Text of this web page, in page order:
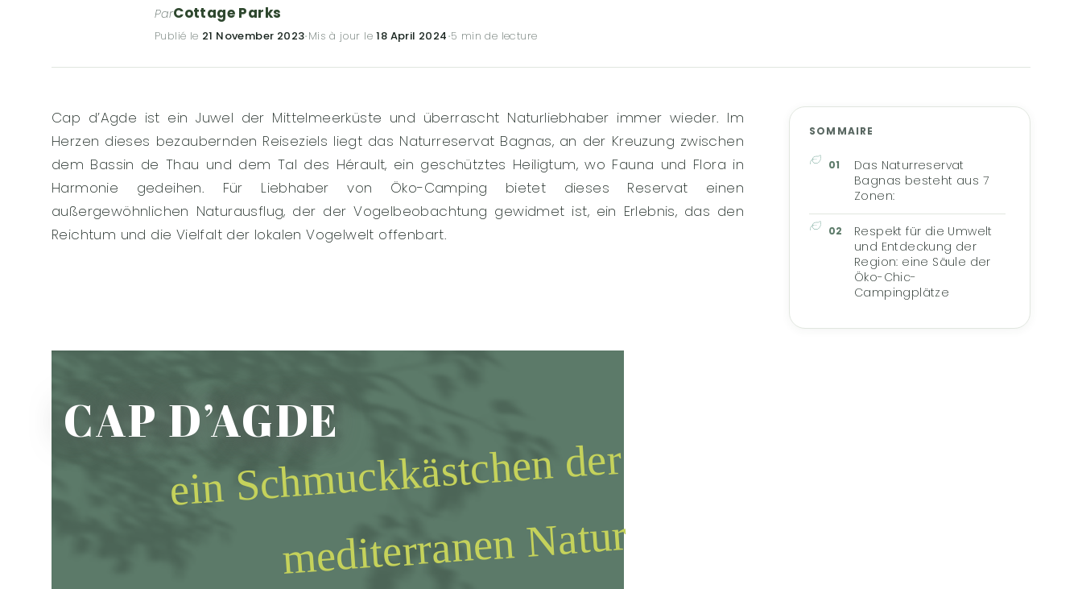
ParCottage Parks
Publié le 21 November 2023·Mis à jour le18 April 2024·5 min de lecture
Cap d’Agde ist ein Juwel der Mittelmeerküste und überrascht Naturliebhaber immer wieder. Im
Herzen dieses bezaubernden Reiseziels liegt das Naturreservat Bagnas, an der Kreuzung zwischen
dem Bassin de Thau und dem Tal des Hérault, ein geschütztes Heiligtum, wo Fauna und Flora in
Harmonie gedeihen. Für Liebhaber von Öko-Camping bietet dieses Reservat einen
außergewöhnlichen Naturausflug, der der Vogelbeobachtung gewidmet ist, ein Erlebnis, das den
Reichtum und die Vielfalt der lokalen Vogelwelt offenbart.
CAP D’AGDE
ein
Sch
muckkästchen der
mediterranen
Natur
SOMMAIRE
Das Naturreservat
Bagnas besteht aus 7
Zonen:
Respekt für die Umwelt
und Entdeckung der
Region: eine Säule der
Öko-Chic-
Campingplätze